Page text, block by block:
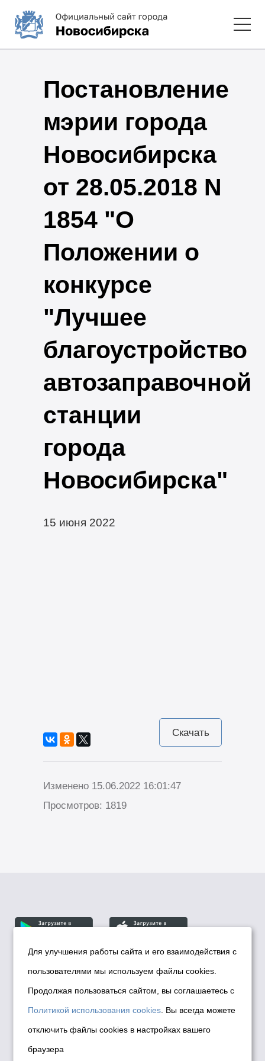
Постановление
мэрии города
Новосибирска
от 28.05.2018 N
1854 "О
Положении о
конкурсе
"Лучшее
благоустройство
автозаправочной
станции
города
Новосибирска"
15 июня 2022
Скачать
Изменено 15.06.2022 16:01:47
Просмотров: 1819
© Департамент информационной политики мэрии
города Новосибирска, 2026
Политика использования Cookies
Политика по обработке персональных
данных в информационных системах
мэрии города Новосибирска
Для улучшения работы сайта и его взаимодействия с
пользователями мы используем файлы cookies.
Продолжая пользоваться сайтом, вы соглашаетесь с
Политикой использования cookies . Вы всегда можете
отключить файлы cookies в настройках вашего
браузера